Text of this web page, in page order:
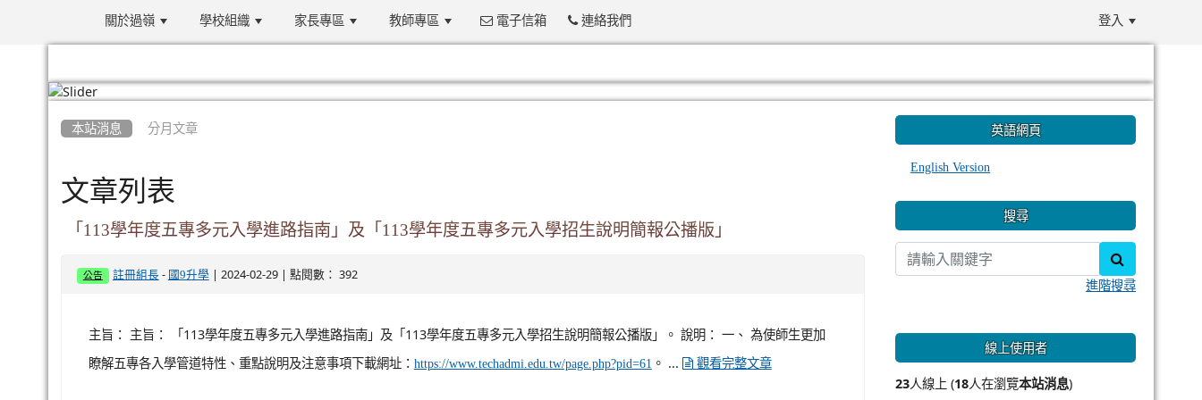
關於過嶺 學校組織 家長專區 教師專區 電子信箱 連絡我們 登入
本站消息 分月文章
文章列表
「113學年度五專多元入學進路指南」及「113學年度五專多元入學招生說明簡報公播版」
公告 註冊組長- 國9升學| 2024-02-29 | 點閱數： 392
主旨： 主旨： 「113學年度五專多元入學進路指南」及「113學年度五專多元入學招生說明簡報公播版」。 說明： 一、 為使師生更加
瞭解五專各入學管道特性、重點說明及注意事項下載網址： https://www.techadmi.edu.tw/page.php?pid=61 。 ... 觀看完整文章
英語網頁
English Version
搜尋
進階搜尋
線上使用者
23人線上 (18人在瀏覽本站消息)